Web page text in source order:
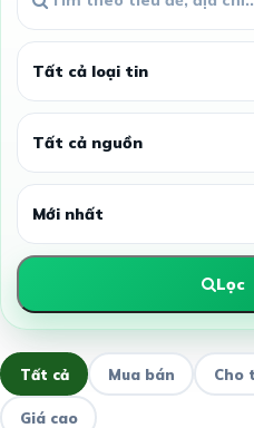
Lọc
Tất cả Mua bán Cho
Giá cao